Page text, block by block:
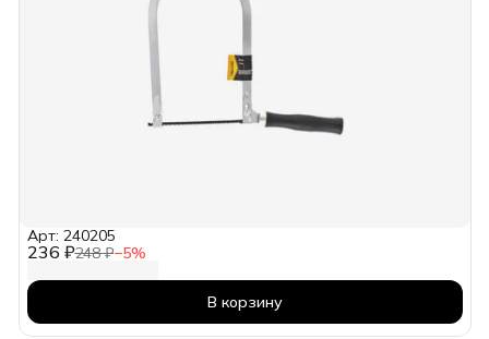
236 ₽248 ₽−5%
Арт: 240205
В корзину